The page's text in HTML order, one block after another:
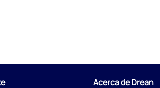
Acerca de Drean